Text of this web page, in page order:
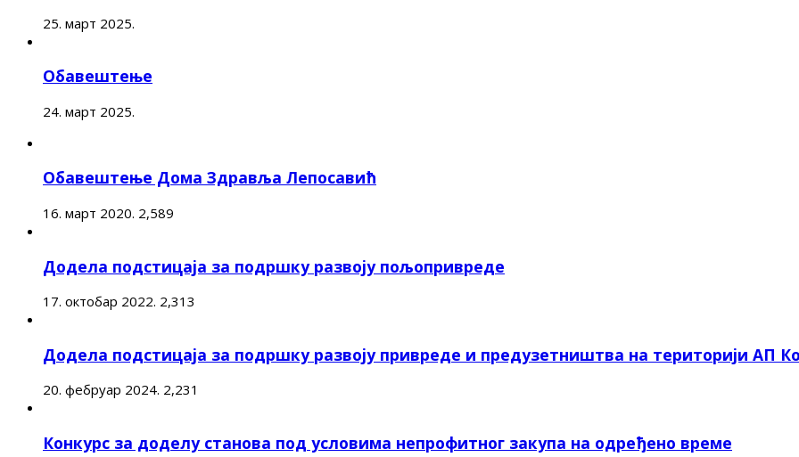
25. март 2025.
Обавештење
24. март 2025.
Обавештење Дома Здравља Лепосавић
16. март 2020. 2,589
Додела подстицаја за подршку развоју пољопривреде
17. октобар 2022. 2,313
Додела подстицаја за подршку развоју привреде и предузетништва на територији АП
20. фебруар 2024. 2,231
Конкурс за доделу станова под условима непрофитног закупа на одређено време